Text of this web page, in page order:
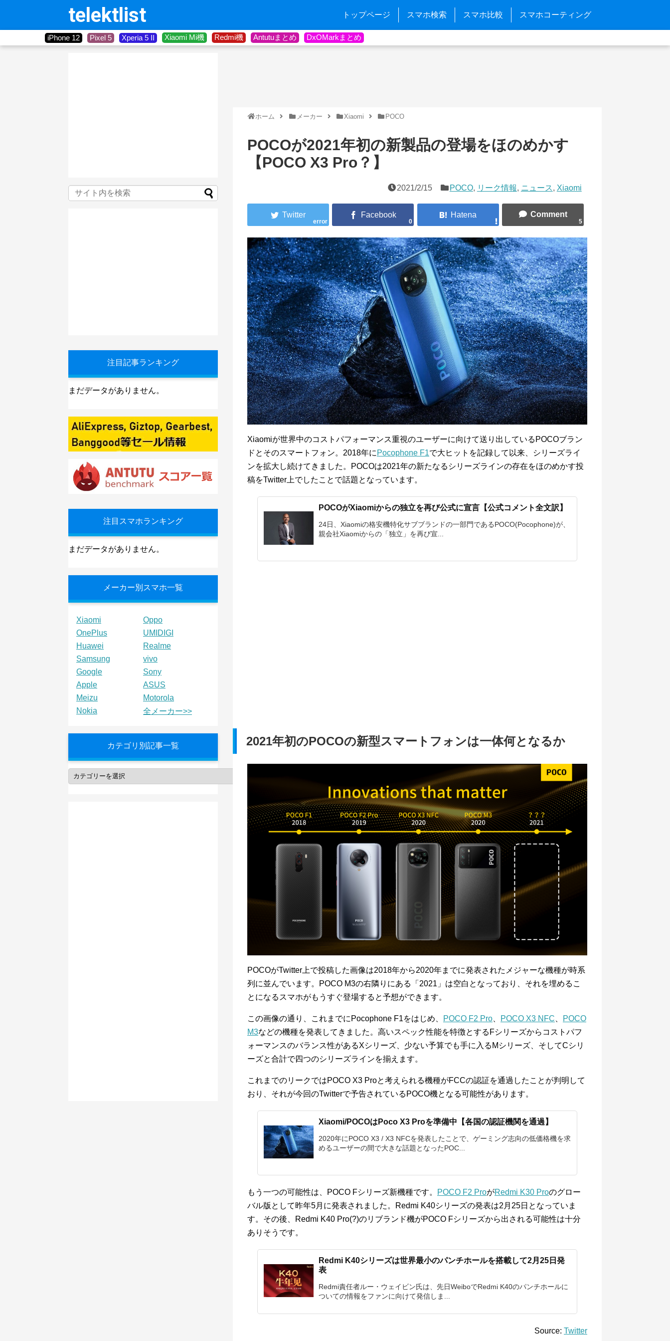
telektlist トップページ スマホ検索 スマホ比較 スマホコーティング
iPhone 12 Pixel 5 Xperia 5 II Xiaomi Mi機 Redmi機 Antutuまとめ DxOMarkまとめ
ホーム メーカー Xiaomi POCO
POCOが2021年初の新製品の登場をほのめかす
【POCO X3 Pro？】
2021/2/15 POCO, リーク情報, ニュース, Xiaomi
error 0 5
Xiaomiが世界中のコストパフォーマンス重視のユーザーに向けて送り出しているPOCOブラン
ドとそのスマートフォン。2018年にPocophone F1で大ヒットを記録して以来、シリーズライ
ンを拡大し続けてきました。POCOは2021年の新たなるシリーズラインの存在をほのめかす投
稿をTwitter上でしたことで話題となっています。
POCOがXiaomiからの独立を再び公式に宣言【公式コメント全文訳】
24日、Xiaomiの格安機特化サブブランドの一部門であるPOCO(Pocophone)が、
親会社Xiaomiからの「独立」を再び宣...
2021年初のPOCOの新型スマートフォンは一体何となるか
POCOがTwitter上で投稿した画像は2018年から2020年までに発表されたメジャーな機種が時系
列に並んでいます。POCO M3の右隣りにある「2021」は空白となっており、それを埋めるこ
とになるスマホがもうすぐ登場すると予想ができます。
この画像の通り、これまでにPocophone F1をはじめ、 POCO F2 Pro POCO X3 NFC
POCO
M3などの機種を発表してきました。高いスペック性能を特徴とするFシリーズからコストパフ
ォーマンスのバランス性があるXシリーズ、少ない予算でも手に入るMシリーズ、そしてCシリ
ーズと合計で四つのシリーズラインを揃えます。
これまでのリークではPOCO X3 Proと考えられる機種がFCCの認証を通過したことが判明して
おり、それが今回のTwitterで予告されているPOCO機となる可能性があります。
Xiaomi/POCOはPoco X3 Proを準備中【各国の認証機関を通過】
2020年にPOCO X3 / X3 NFCを発表したことで、ゲーミング志向の低価格機を求
めるユーザーの間で大きな話題となったPOC...
もう一つの可能性は、POCO Fシリーズ新機種です。 POCO F2 ProがRedmi K30 Proのグロー
バル版として昨年5月に発表されました。Redmi K40シリーズの発表は2月25日となっていま
す。その後、Redmi K40 Pro(?)のリブランド機がPOCO Fシリーズから出される可能性は十分
ありそうです。
Redmi K40シリーズは世界最小のパンチホールを搭載して2月25日発
表
Redmi責任者ルー・ウェイビン氏は、先日WeiboでRedmi K40のパンチホールに
ついての情報をファンに向けて発信しま...
Source: Twitter
注目記事ランキング
まだデータがありません。
注目スマホランキング
まだデータがありません。
メーカー別スマホ一覧
Xiaomi
Oppo
OnePlus
UMIDIGI
Huawei
Realme
Samsung
vivo
Google
Sony
Apple
ASUS
Meizu
Motorola
Nokia
全メーカー>>
カテゴリ別記事一覧